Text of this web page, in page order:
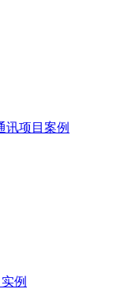
讯项目案例
例